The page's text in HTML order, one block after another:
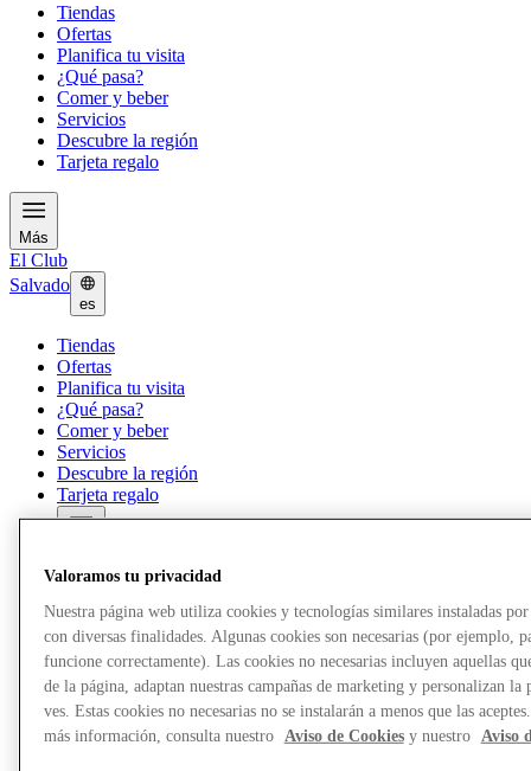
Tiendas
Ofertas
Planifica tu visita
¿Qué pasa?
Comer y beber
Servicios
Descubre la región
Tarjeta regalo
Más
El Club
Salvado
es
Tiendas
Ofertas
Planifica tu visita
¿Qué pasa?
Comer y beber
Servicios
Descubre la región
Tarjeta regalo
Valoramos tu privacidad
Nuestra página web utiliza cookies y tecnologías similares instaladas
con diversas finalidades. Algunas cookies son necesarias (por ejemplo,
funcione correctamente). Las cookies no necesarias incluyen aquellas
de la página, adaptan nuestras campañas de marketing y personalizan la
ves. Estas cookies no necesarias no se instalarán a menos que las
más información, consulta nuestro Aviso de Cookiesy nuestro Aviso